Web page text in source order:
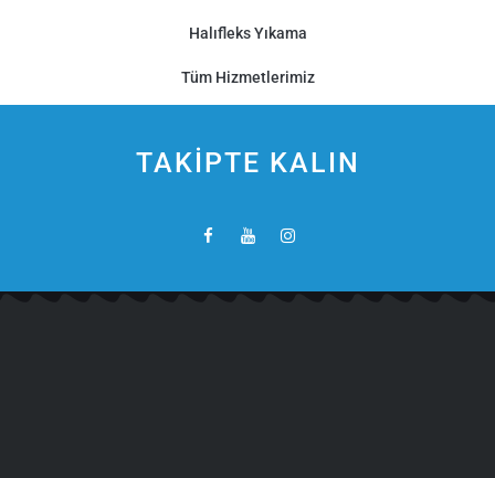
Halıfleks Yıkama
Tüm Hizmetlerimiz
TAKİPTE KALIN